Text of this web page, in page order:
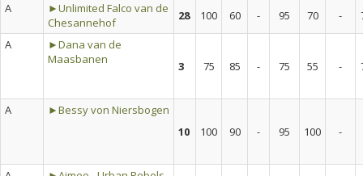
A
►Unlimited Falco van de
Chesannehof
28 100 60 - 95 70 -
A
►Dana van de
Maasbanen
3 75 85 - 75 55 -
A
►Bessy von Niersbogen
10
100 90 - 95 100 -